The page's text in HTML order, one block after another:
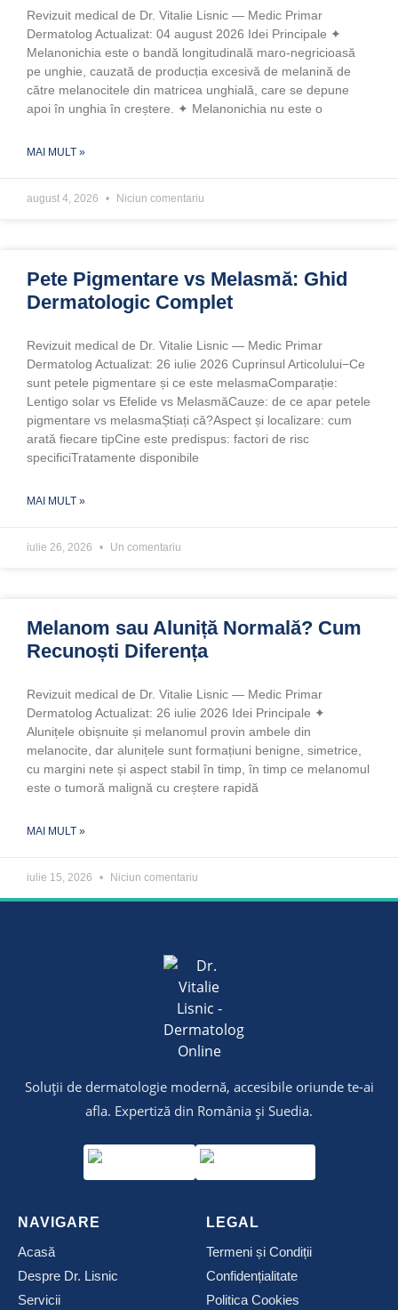
Revizuit medical de Dr. Vitalie Lisnic — Medic Primar
Dermatolog Actualizat: 04 august 2026 Idei Principale ✦
Melanonichia este o bandă longitudinală maro-negricioasă
pe unghie, cauzată de producția excesivă de melanină de
către melanocitele din matricea unghială, care se depune
apoi în unghia în creștere. ✦ Melanonichia nu este o
MAI MULT »
august 4, 2026 Niciun comentariu
Pete Pigmentare vs Melasmă: Ghid
Dermatologic Complet
Revizuit medical de Dr. Vitalie Lisnic — Medic Primar
Dermatolog Actualizat: 26 iulie 2026 Cuprinsul Articolului−Ce
sunt petele pigmentare și ce este melasmaComparație:
Lentigo solar vs Efelide vs MelasmăCauze: de ce apar petele
pigmentare vs melasmaȘtiați că?Aspect și localizare: cum
arată fiecare tipCine este predispus: factori de risc
specificiTratamente disponibile
MAI MULT »
iulie 26, 2026 Un comentariu
Melanom sau Aluniță Normală? Cum
Recunoști Diferența
Revizuit medical de Dr. Vitalie Lisnic — Medic Primar
Dermatolog Actualizat: 26 iulie 2026 Idei Principale ✦
Alunițele obișnuite și melanomul provin ambele din
melanocite, dar alunițele sunt formațiuni benigne, simetrice,
cu margini nete și aspect stabil în timp, în timp ce melanomul
este o tumoră malignă cu creștere rapidă
MAI MULT »
iulie 15, 2026 Niciun comentariu
Soluții de dermatologie modernă, accesibile oriunde te-ai
afla. Expertiză din România și Suedia.
NAVIGARE
Acasă
Despre Dr. Lisnic
Servicii
LEGAL
Termeni și Condiții
Confidențialitate
Politica Cookies